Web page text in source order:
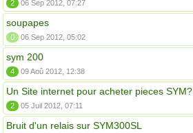
2 06 Sep 2012, 07:27
soupapes
0 06 Sep 2012, 05:02
sym 200
4 09 Aoû 2012, 12:38
Un Site internet pour acheter pieces SYM?
2 05 Juil 2012, 07:11
Bruit d'un relais sur SYM300SL